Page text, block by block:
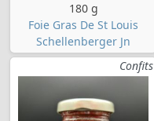
180 g
Foie Gras De St Louis
Schellenberger Jn
Confits